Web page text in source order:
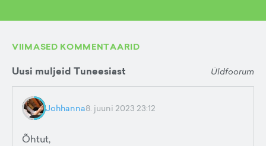
VIIMASED KOMMENTAARID
Uusi muljeid Tuneesiast Üldfoorum
Johhanna8. juuni 2023 23:12
Õhtut,